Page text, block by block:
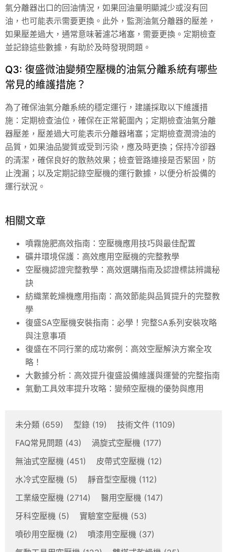
氣分離器出口的回油情況，如果回油量明顯減少或沒有回
油，也可能表示需要更換。此外，監測油氣分離器的壓差，
如果壓差過大，通常意味著濾芯堵塞，需要更換。定期檢查
並記錄這些數據，有助於及時發現問題。
Q3: 復盛微油變頻空壓機的油氣分離系統有哪些
常見的維護措施？
為了確保油氣分離系統的穩定運行，建議採取以下維護措
施：定期檢查油位，確保在正常範圍內；定期檢查油氣分離
器壓差，壓差過大可能表示分離器堵塞；定期檢查潤滑油的
品質，如果油品變質或受到污染，應及時更換；保持冷卻器
的清潔，確保良好的散熱效果；檢查管路連接是否緊固，防
止洩漏；以及定期記錄空壓機的運行數據，以便分析設備的
運行狀況。
相關文章
噴霧施肥高效指南：空壓機應用技巧與最佳配置
礦井環境保護：高效應用空壓機的完整教學
空壓機認證完整教學：高效選購指南及認證標誌辨識秘
訣
紡織業乾燥機應用指南：高效節能與品質提升的完整教
學
復盛SA空壓機安裝指南：必學！完整SA系列安裝攻略
與注意事項
復盛在不同行業的成功案例：高效空壓解決方案全攻
略！
大數據分析：高效提升復盛設備維護與運營的完整指南
氣動工具效率提升攻略：變頻空壓機的優勢與應用
未分類 (659) 型錄 (19) 技術文件 (1109)
FAQ常見問題 (43) 渦旋式空壓機 (177)
無油式空壓機 (451) 皮帶式空壓機 (12)
水冷式空壓機 (5) 靜音型空壓機 (112)
工業級空壓機 (2714) 醫用空壓機 (147)
牙科空壓機 (5) 實驗室空壓機 (53)
噴砂用空壓機 (2) 噴漆用空壓機 (37)